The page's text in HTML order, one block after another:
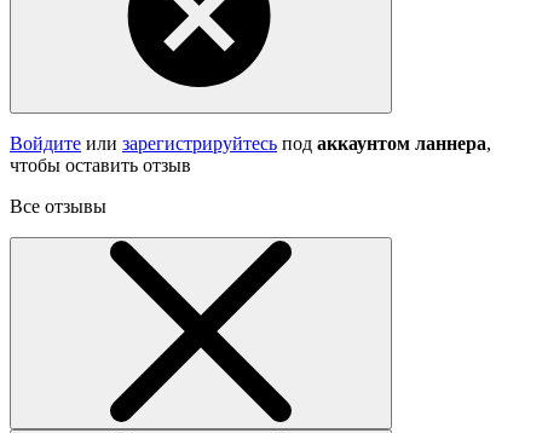
Войдите или зарегистрируйтесь под аккаунтом ланнера,
чтобы оставить отзыв
Все отзывы